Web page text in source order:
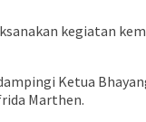
kegiatan
Ketua
Marthen.